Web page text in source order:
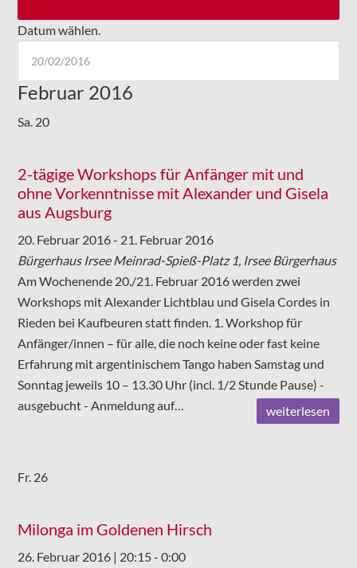
Datum wählen.
Februar 2016
Sa. 20
2-tägige Workshops für Anfänger mit und
ohne Vorkenntnisse mit Alexander und Gisela
aus Augsburg
20. Februar 2016- 21. Februar 2016
Bürgerhaus IrseeMeinrad-Spieß-Platz 1, Irsee Bürgerhaus
Am Wochenende 20./21. Februar 2016 werden zwei
Workshops mit Alexander Lichtblau und Gisela Cordes in
Rieden bei Kaufbeuren statt finden. 1. Workshop für
Anfänger/innen – für alle, die noch keine oder fast keine
Erfahrung mit argentinischem Tango haben Samstag und
Sonntag jeweils 10 – 13.30 Uhr (incl. 1/2 Stunde Pause) -
ausgebucht - Anmeldung auf…
weiterlesen
Fr. 26
Milonga im Goldenen Hirsch
26. Februar 2016 | 20:15-0:00